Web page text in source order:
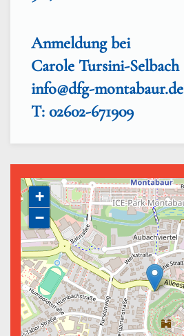
Anmeldung bei
Carole Tursini-Selbach
info@dfg-montabaur.de
T: 02602-671909
+
−